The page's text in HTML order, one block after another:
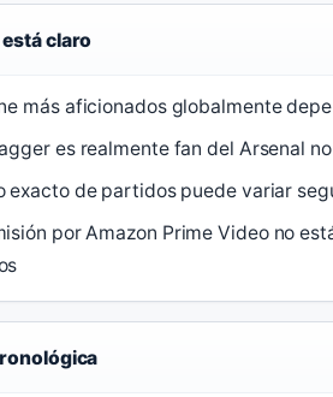
está claro
más aficionados globalmente
es realmente fan del Arsenal
exacto de partidos puede variar
por Amazon Prime Video no